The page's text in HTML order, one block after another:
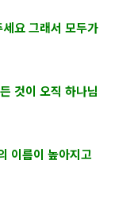
요 그래서 모두가
것이 오직 하나님
이름이 높아지고